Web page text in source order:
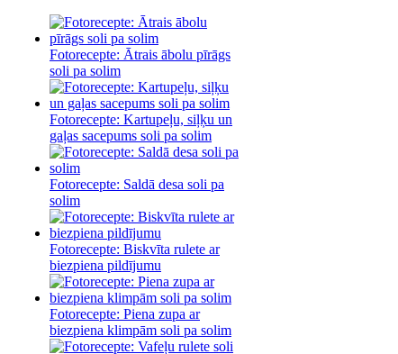
Fotorecepte: Ātrais ābolu pīrāgs
soli pa solim
Fotorecepte: Kartupeļu, siļķu un
gaļas sacepums soli pa solim
Fotorecepte: Saldā desa soli pa
solim
Fotorecepte: Biskvīta rulete ar
biezpiena pildījumu
Fotorecepte: Piena zupa ar
biezpiena klimpām soli pa solim